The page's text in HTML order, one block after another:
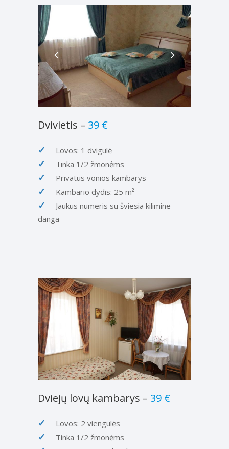
Dvivietis – 39 €
Lovos: 1 dvigulė
Tinka 1/2 žmonėms
Privatus vonios kambarys
Kambario dydis: 25 m²
Jaukus numeris su šviesia kilimine
danga
Dviejų lovų kambarys – 39 €
Lovos: 2 viengulės
Tinka 1/2 žmonėms